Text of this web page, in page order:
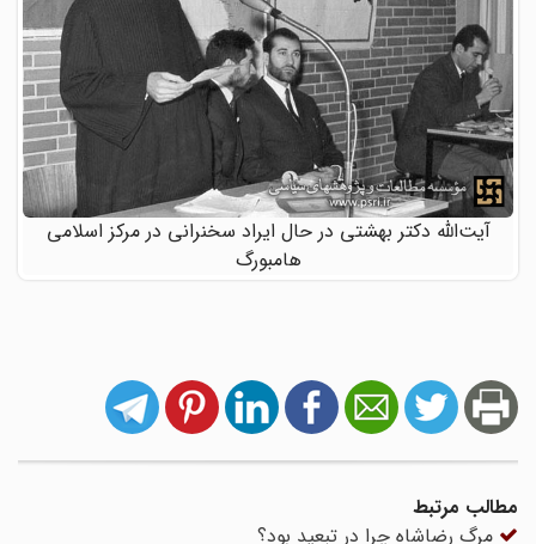
آیت‌الله دکتر بهشتی در حال ایراد سخنرانی در مرکز اسلامی
هامبورگ
مطالب مرتبط
مرگ رضاشاه چرا در تبعید بود؟